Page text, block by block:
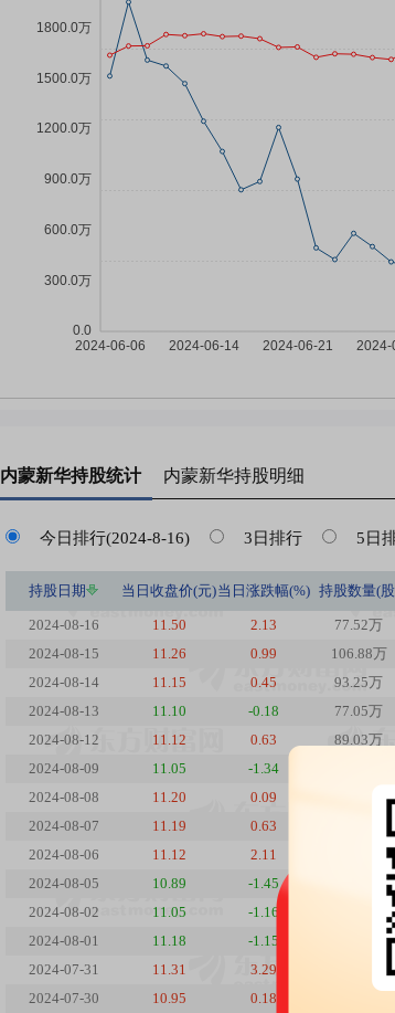
内蒙新华持股统计 内蒙新华持股明细
今日排行(2024-8-16) 3日排行 5日
持股日期 当日收盘价(元)当日涨跌幅(%) 持股数量(
2024-08-16 11.50 2.13 77.52万
2024-08-15
11.26 0.99 106.88万
2024-08-14
11.15 0.45 93.25万
2024-08-13
11.10 -0.18 77.05万
2024-08-12
11.12 0.63 89.03万
2024-08-09
11.05 -1.34
2024-08-08
11.20 0.09 103.74万
2024-08-07
11.19 0.63
2024-08-06
11.12 2.11 111.63万
2024-08-05
10.89 -1.45
2024-08-02
11.05 -1.16
2024-08-01
11.18 -1.15
2024-07-31
11.31 3.29
2024-07-30
10.95 0.18